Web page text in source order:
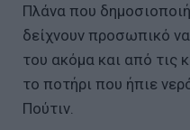
Πλάνα που
δείχνουν προσωπικό
του ακόμα και από τις
το ποτήρι που ήπιε
Πούτιν.